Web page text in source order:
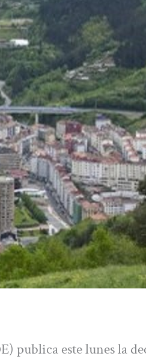
publica este lunes la